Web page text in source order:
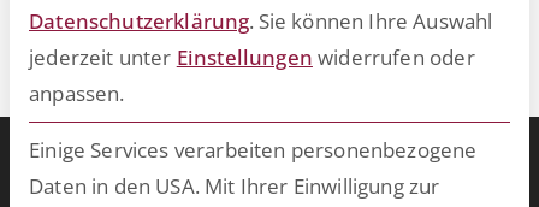
Die Suche ergibt keine Ergebnisse.
Warum ESCRIBA?
ESCRIBA steht für 25 Jahre gelebte Digitalisierung in Unternehmen.
Datenschutzerklärung. Sie können Ihre Auswahl
jederzeit unter Einstellungen widerrufen oder
anpassen.
Einige Services verarbeiten personenbezogene
Daten in den USA. Mit Ihrer Einwilligung zur